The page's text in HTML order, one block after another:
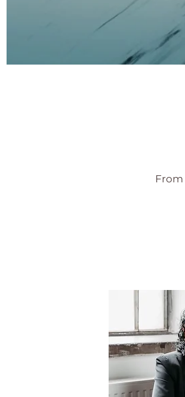
From